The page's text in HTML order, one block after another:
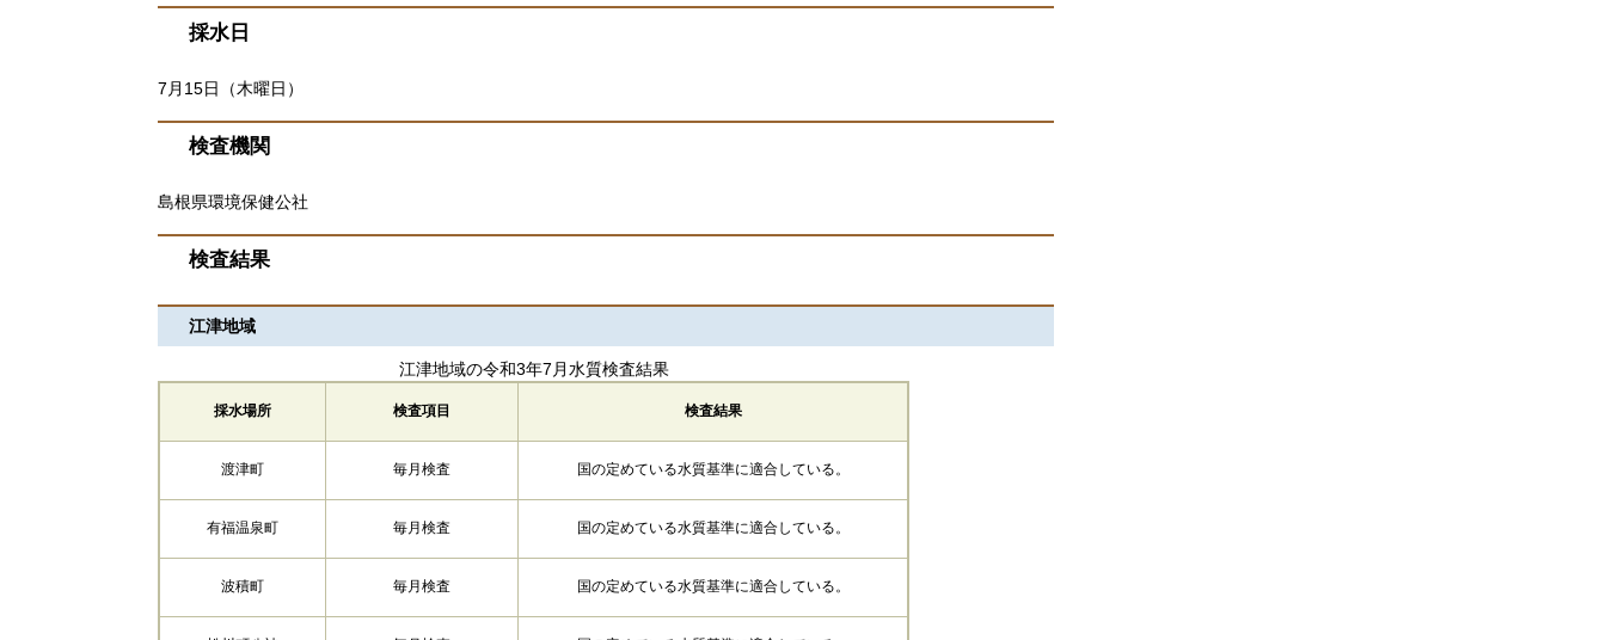
採水日
7月15日（木曜日）
検査機関
島根県環境保健公社
検査結果
江津地域
江津地域の令和3年7月水質検査結果
採水場所 検査項目 検査結果
渡津町 毎月検査 国の定めている水質基準に適合している。
有福温泉町 毎月検査 国の定めている水質基準に適合している。
波積町 毎月検査 国の定めている水質基準に適合している。